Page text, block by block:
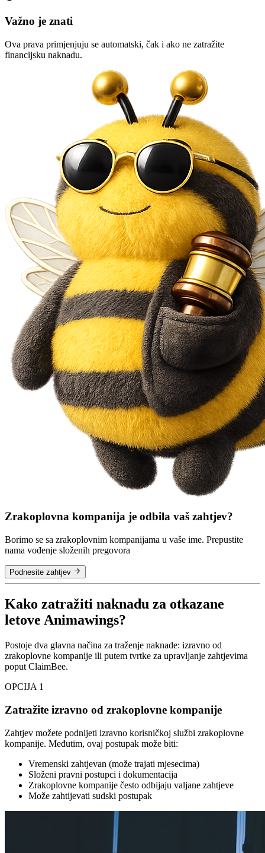
Važno je znati
Ova prava primjenjuju se automatski, čak i ako ne zatražite
financijsku naknadu.
Zrakoplovna kompanija je odbila vaš zahtjev?
Borimo se sa zrakoplovnim kompanijama u vaše ime. Prepustite
nama vođenje složenih pregovora
Podnesite zahtjev
Kako zatražiti naknadu za otkazane
letove Animawings?
Postoje dva glavna načina za traženje naknade: izravno od
zrakoplovne kompanije ili putem tvrtke za upravljanje zahtjevima
poput ClaimBee.
OPCIJA 1
Zatražite izravno od zrakoplovne kompanije
Zahtjev možete podnijeti izravno korisničkoj službi zrakoplovne
kompanije. Međutim, ovaj postupak može biti:
Vremenski zahtjevan (može trajati mjesecima)
Složeni pravni postupci i dokumentacija
Zrakoplovne kompanije često odbijaju valjane zahtjeve
Može zahtijevati sudski postupak